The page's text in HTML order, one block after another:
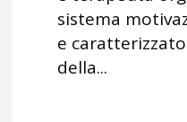
sistema
e caratterizzato
della...